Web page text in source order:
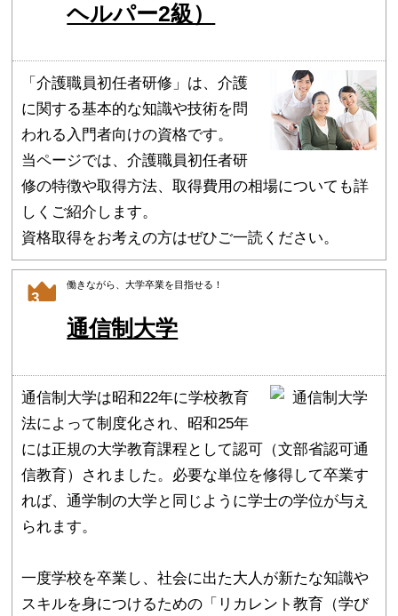
ヘルパー2級）
「介護職員初任者研修」は、介護
に関する基本的な知識や技術を問
われる入門者向けの資格です。
当ページでは、介護職員初任者研
修の特徴や取得方法、取得費用の相場についても詳
しくご紹介します。
資格取得をお考えの方はぜひご一読ください。
3
働きながら、大学卒業を目指せる！
通信制大学
通信制大学は昭和22年に学校教育
法によって制度化され、昭和25年
には正規の大学教育課程として認可（文部省認可通
信教育）されました。必要な単位を修得して卒業す
れば、通学制の大学と同じように学士の学位が与え
られます。
一度学校を卒業し、社会に出た大人が新たな知識や
スキルを身につけるための「リカレント教育（学び